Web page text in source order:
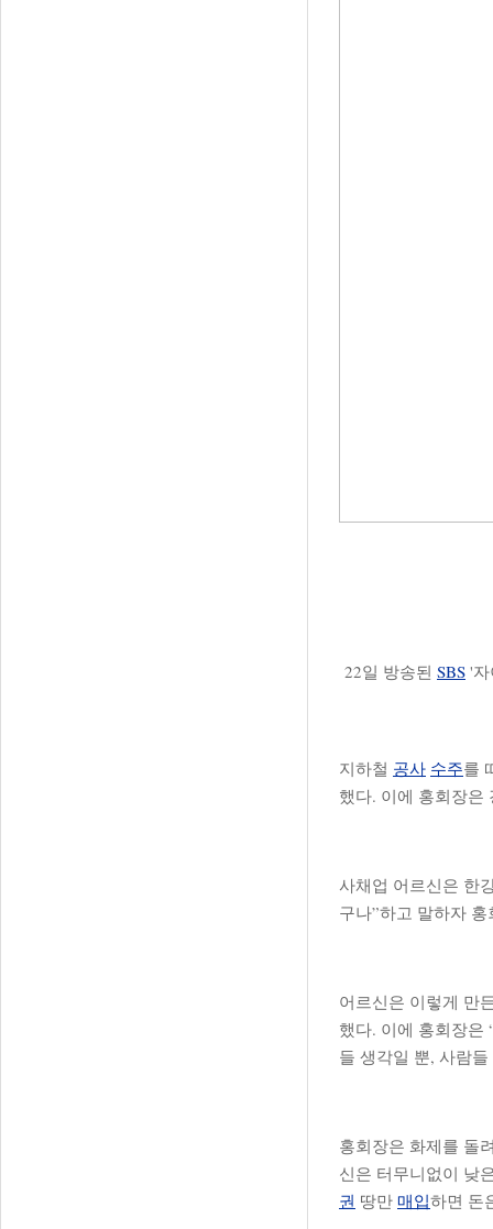
22일 방송된 SBS '
지하철 공사 수주를
했다. 이에 홍회장
사채업 어르신은 한
구나”하고 말하자
어르신은 이렇게 만
했다. 이에 홍회장은
들 생각일 뿐, 사람
홍회장은 화제를 돌
신은 터무니없이 낮
권 땅만 매입하면 돈